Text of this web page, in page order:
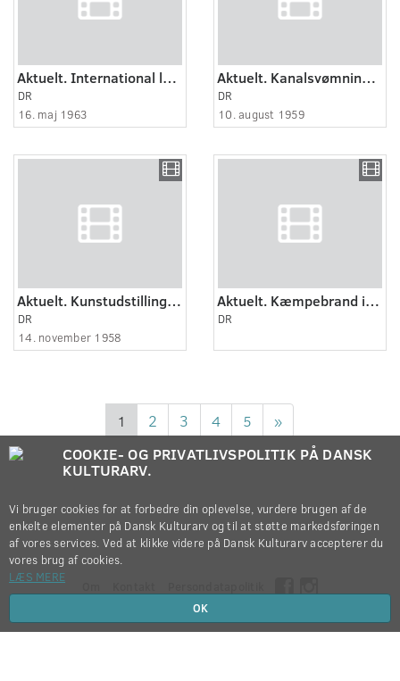
Aktuelt. International landbrugsmaskinudstilling i Odense.
DR
16. maj 1963
Aktuelt. Kanalsvømning i Odense.
DR
10. august 1959
Aktuelt. Kunstudstilling i Odense.
DR
14. november 1958
Aktuelt. Kæmpebrand i Odense.
DR
1 2 3 4 5 »
Copyright © 2012-2026
COOKIE- OG PRIVATLIVSPOLITIK PÅ DANSK
KULTURARV.
Vi bruger cookies for at forbedre din oplevelse, vurdere brugen af de
enkelte elementer på Dansk Kulturarv og til at støtte markedsføringen
af vores services. Ved at klikke videre på Dansk Kulturarv accepterer du
vores brug af cookies.
LÆS MERE
OK